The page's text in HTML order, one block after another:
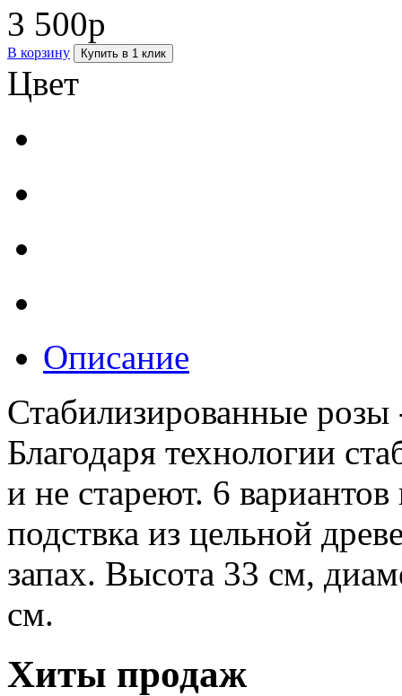
3 500р
В корзину Купить в 1 клик
Цвет
Описание
Стабилизированные
Благодаря технологии
и не стареют. 6
подствка из цельной
запах. Высота 33 см,
см.
Хиты продаж